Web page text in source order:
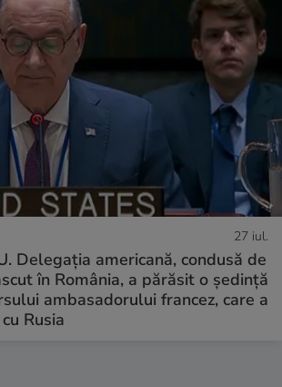
27 iul.
Delegația americană, condusă de
în România, a părăsit o ședință
ambasadorului francez, care a
Rusia